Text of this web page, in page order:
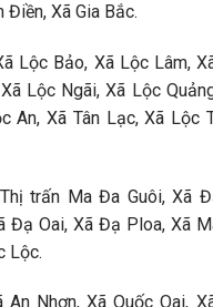
Điền, Xã Gia Bắc.
Lộc Bảo, Xã Lộc Lâm,
Lộc Ngãi, Xã Lộc
An, Xã Tân Lạc, Xã Lộc
Thị trấn Ma Đa Guôi, Xã
Đạ Oai, Xã Đạ Ploa, Xã
Lộc.
An Nhơn, Xã Quốc Oai,